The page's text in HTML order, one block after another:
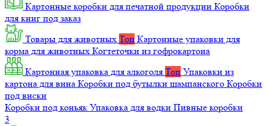
Картонные коробки для печатной продукции Коробки
для книг под заказ
Товары для животных Топ Картонные упаковки для
корма для животных Когтеточки из гофрокартона
Картонная упаковка для алкоголя Топ Упаковки из
картона для вина Коробки под бутылки шампанского Коробки
под виски
Коробки под коньяк Упаковка для водки Пивные коробки
3